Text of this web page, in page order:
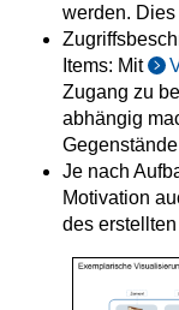
werden.
Items: Mit
Zugang zu
abhängig
Je nach
Motivation
des